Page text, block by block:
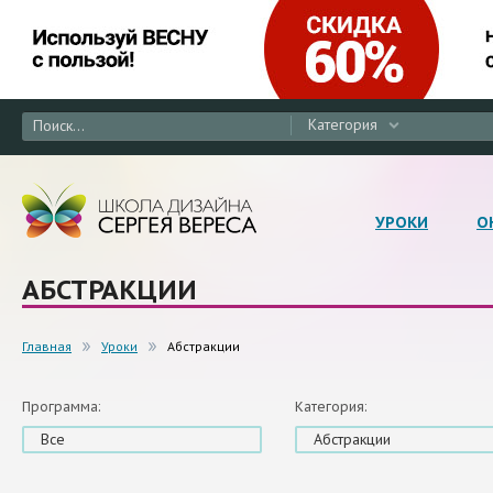
Категория
УРОКИ
АБСТРАКЦИИ
Главная Уроки Абстракции
Программа:
Все
Категория:
Абстракции